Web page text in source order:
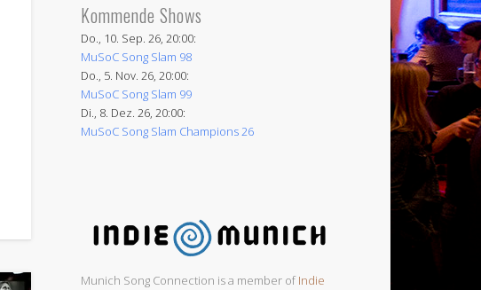
Kommende Shows
Do., 10. Sep. 26, 20:00:
MuSoC Song Slam 98
Do., 5. Nov. 26, 20:00:
MuSoC Song Slam 99
Di., 8. Dez. 26, 20:00:
MuSoC Song Slam Champions 26
Munich Song Connection is a member ofIndie